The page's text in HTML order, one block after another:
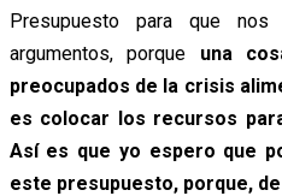
Presupuesto para que
argumentos, porque una
preocupados de la crisis
es colocar los recursos
Así es que yo espero que
este presupuesto, porque,